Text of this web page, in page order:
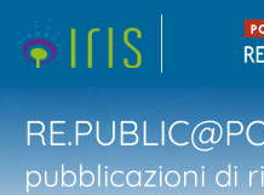
pubblicazioni di